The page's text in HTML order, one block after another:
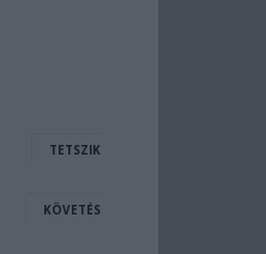
TETSZIK
KÖVETÉS